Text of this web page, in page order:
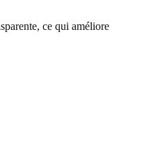
ce qui améliore